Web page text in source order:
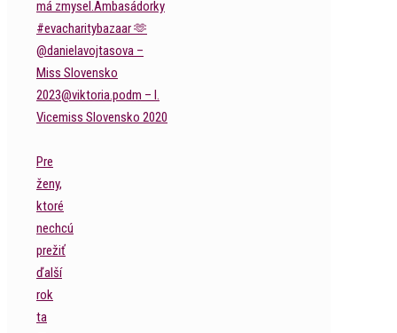
Pre
ženy,
ktoré
nechcú
prežiť
ďalší
rok
ta